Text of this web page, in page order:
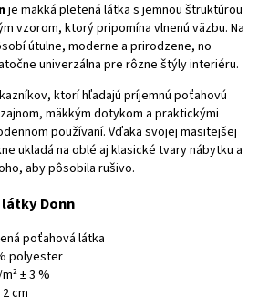
je mäkká pletená látka s jemnou štruktúrou
vzorom, ktorý pripomína vlnenú väzbu. Na
útulne, moderne a prirodzene, no
univerzálna pre rôzne štýly interiéru.
ktorí hľadajú príjemnú poťahovú
mäkkým dotykom a praktickými
používaní. Vďaka svojej mäsitejšej
ukladá na oblé aj klasické tvary nábytku a
aby pôsobila rušivo.
Donn
poťahová látka
polyester
± 3 %
cm